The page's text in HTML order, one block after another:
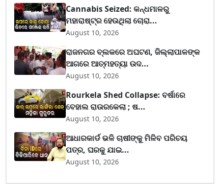
Cannabis Seized: କନ୍ଧମାଳରୁ
ମହାରାଷ୍ଟ୍ର ହେଉଥିଲା ଚୋରା...
August 10, 2026
ରାଜନଗର ବ୍ଲକରେ ଅଘଟଣ, ଜିଲ୍ଲାପାଳଙ୍କ
ଆଗରେ ଆତ୍ମହତ୍ୟା ଉଦ...
August 10, 2026
Rourkela Shed Collapse: ବର୍ଷାରେ
ବେହାଲ ରାଉରକେଲା ; ଷ...
August 10, 2026
ଆଧାରକାର୍ଡ ଭଳି ଚାଷୀଙ୍କୁ ମିଳିବ ପରିଚୟ
ପତ୍ର, ଘରକୁ ଯାଇ...
August 10, 2026